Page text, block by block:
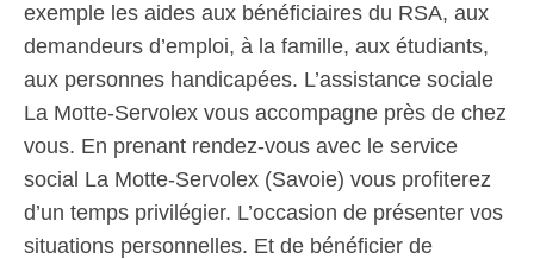
exemple les aides aux bénéficiaires du RSA, aux
demandeurs d’emploi, à la famille, aux étudiants,
aux personnes handicapées. L’assistance sociale
La Motte-Servolex vous accompagne près de chez
vous. En prenant rendez-vous avec le service
social La Motte-Servolex (Savoie) vous profiterez
d’un temps privilégier. L’occasion de présenter vos
situations personnelles. Et de bénéficier de